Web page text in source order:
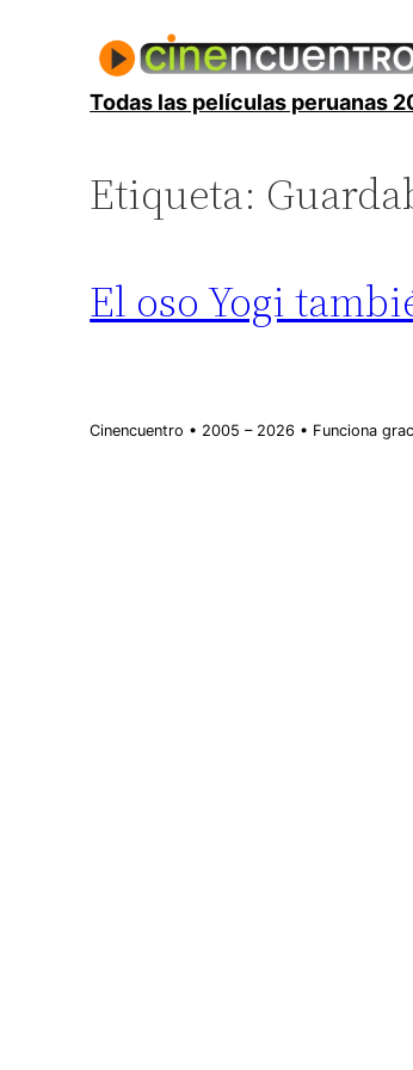
contenidoTodas las películas peruanas
Etiqueta:
El oso Yogi
Cinencuentro • 2005 – 2026 • Funciona